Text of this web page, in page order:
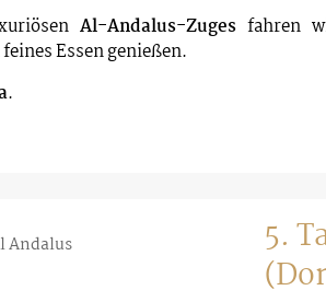
Al-Andalus-Zuges fahren
Essen genießen.
.
5.